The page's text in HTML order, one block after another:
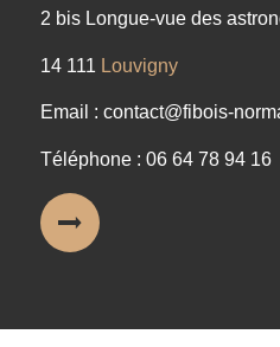
2 bis Longue-vue des
14 111 Louvigny
Email : contact@fibois-
Téléphone : 06 64 78 94 16